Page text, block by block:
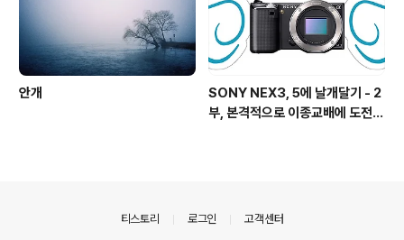
안개
SONY NEX3, 5에 날개달기 - 2
부, 본격적으로 이종교배에 도전하
티스토리 로그인 고객센터